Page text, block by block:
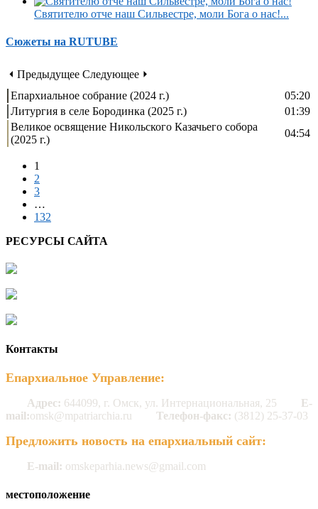
Святителю отче наш Сильвестре, моли Бога о нас!...
Сюжеты на RUTUBE
⏴ Предыдущее Следующее ⏵
Епархиальное собрание (2024 г.)
05:20
Литургия в селе Бородинка (2025 г.)
01:39
Великое освящение Никольского Казачьего собора
(2025 г.)
04:54
1
2
3
…
132
РЕСУРСЫ САЙТА
Контакты
Епархиальное Управление:
Адрес: 644099, г. Омск, ул. Интернациональная, 25
E-
mail:omsk@mpatriarchia.ru Телефон-факс: (3812) 25-37-03
Предложить новость на епархиальный сайт:
E-mail: omskeparhia.news@gmail.com
местоположение